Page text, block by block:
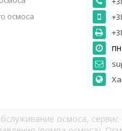
осмоса
осмоса,